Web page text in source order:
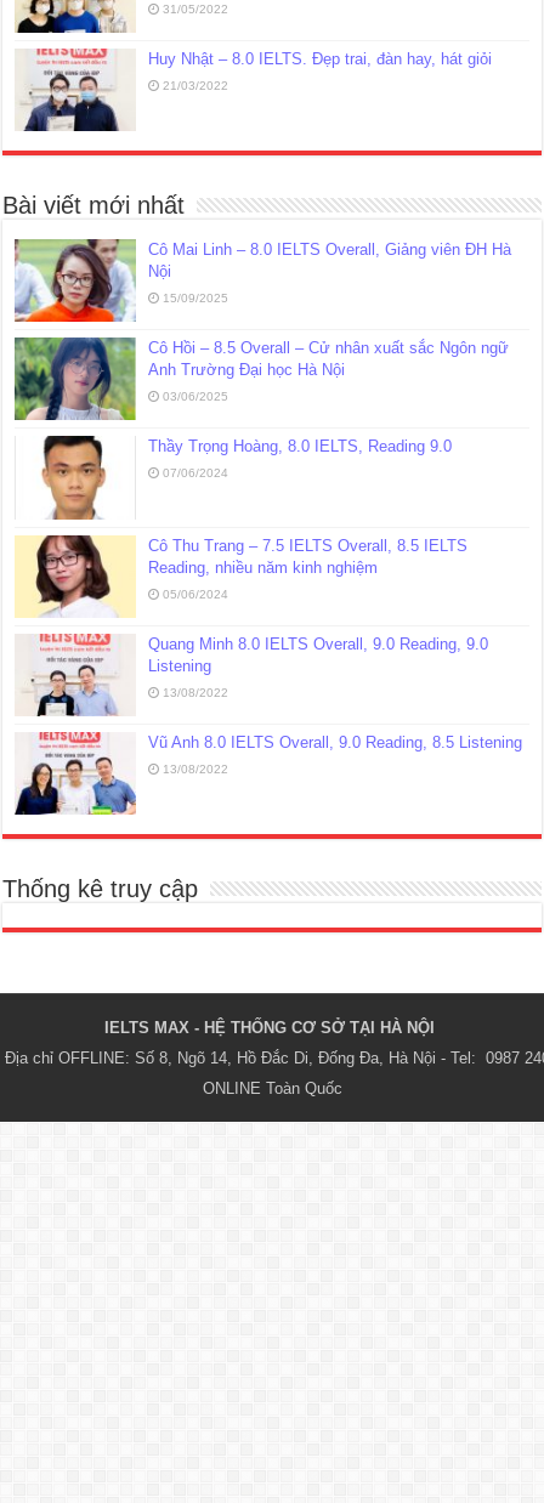
31/05/2022
Huy Nhật – 8.0 IELTS. Đẹp trai, đàn hay, hát giỏi
21/03/2022
Bài viết mới nhất
Cô Mai Linh – 8.0 IELTS Overall, Giảng viên ĐH Hà
Nội
15/09/2025
Cô Hồi – 8.5 Overall – Cử nhân xuất sắc Ngôn ngữ
Anh Trường Đại học Hà Nội
03/06/2025
Thầy Trọng Hoàng, 8.0 IELTS, Reading 9.0
07/06/2024
Cô Thu Trang – 7.5 IELTS Overall, 8.5 IELTS
Reading, nhiều năm kinh nghiệm
05/06/2024
Quang Minh 8.0 IELTS Overall, 9.0 Reading, 9.0
Listening
13/08/2022
Vũ Anh 8.0 IELTS Overall, 9.0 Reading, 8.5 Listening
13/08/2022
Thống kê truy cập
IELTS MAX - HỆ THỐNG CƠ SỞ TẠI HÀ NỘI
Địa chỉ OFFLINE: Số 8, Ngõ 14, Hồ Đắc Di, Đống Đa, Hà Nội - Tel:  0987